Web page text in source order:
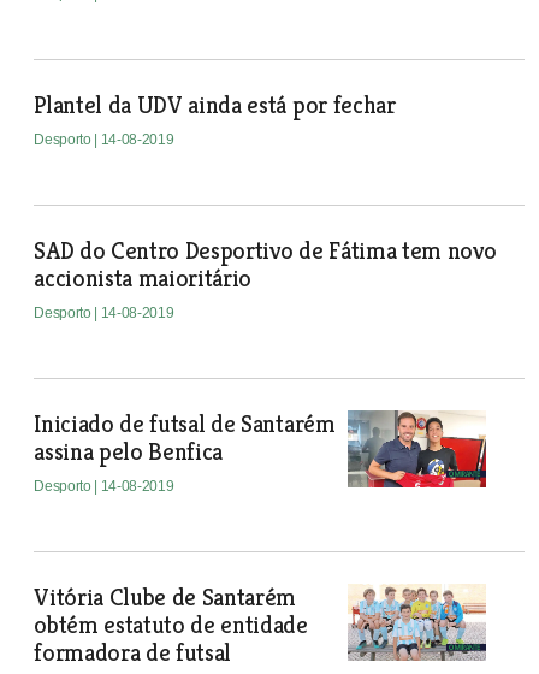
Plantel da UDV ainda está por fechar
Desporto | 14-08-2019
SAD do Centro Desportivo de Fátima tem novo
accionista maioritário
Desporto | 14-08-2019
Iniciado de futsal de Santarém
assina pelo Benfica
Desporto | 14-08-2019
Vitória Clube de Santarém
obtém estatuto de entidade
formadora de futsal